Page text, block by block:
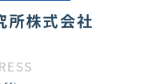
所株式会社